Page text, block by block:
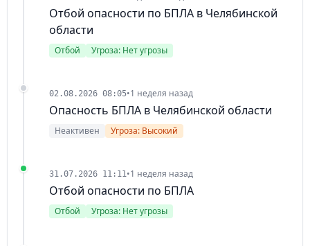
Отбой опасности по БПЛА в Челябинской
области
Отбой Угроза: Нет угрозы
02.08.2026 08:05•1 неделя назад
Опасность БПЛА в Челябинской области
Неактивен Угроза: Высокий
31.07.2026 11:11•1 неделя назад
Отбой опасности по БПЛА
Отбой Угроза: Нет угрозы